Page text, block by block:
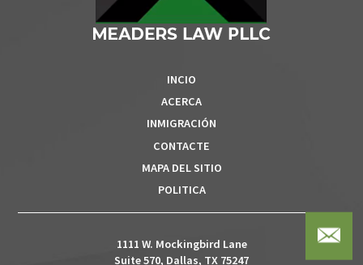
INCIO
ACERCA
INMIGRACIÓN
CONTACTE
MAPA DEL SITIO
POLITICA
1111 W. Mockingbird Lane
Suite 570, Dallas, TX 75247